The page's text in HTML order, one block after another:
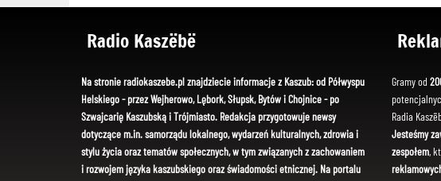
Radio Kaszëbë
Na stronie radiokaszebe.pl znajdziecie informacje z Kaszub: od Półwyspu
Helskiego - przez Wejherowo, Lębork, Słupsk, Bytów i Chojnice - po
Szwajcarię Kaszubską i Trójmiasto. Redakcja przygotowuje newsy
dotyczące m.in. samorządu lokalnego, wydarzeń kulturalnych, zdrowia i
stylu życia oraz tematów społecznych, w tym związanych z zachowaniem
i rozwojem języka kaszubskiego oraz świadomości etnicznej. Na portalu
Gramy od
Radia
Jesteśmy
zespołem,